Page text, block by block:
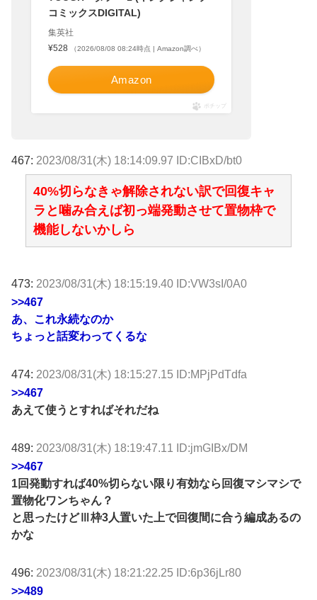
コミックスDIGITAL)
集英社
¥528
（2026/08/08 08:24時点 | Amazon調べ）
Amazon
ポチップ
467: 2023/08/31(木) 18:14:09.97 ID:CIBxD/bt0
40%切らなきゃ解除されない訳で回復キャ
ラと噛み合えば初っ端発動させて置物枠で
機能しないかしら
473: 2023/08/31(木) 18:15:19.40 ID:VW3sI/0A0
>>467
あ、これ永続なのか
ちょっと話変わってくるな
474: 2023/08/31(木) 18:15:27.15 ID:MPjPdTdfa
>>467
あえて使うとすればそれだね
489: 2023/08/31(木) 18:19:47.11 ID:jmGIBx/DM
>>467
1回発動すれば40%切らない限り有効なら回復マシマシで
置物化ワンちゃん？
と思ったけどⅢ枠3人置いた上で回復間に合う編成あるの
かな
496: 2023/08/31(木) 18:21:22.25 ID:6p36jLr80
>>489